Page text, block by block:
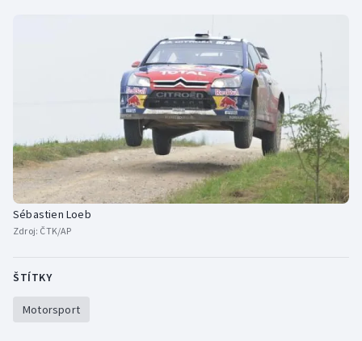
Sportovní střelba
Stolní tenis
Triatlon
Veslování
Sébastien Loeb
Zdroj: ČTK/AP
ŠTÍTKY
Motorsport